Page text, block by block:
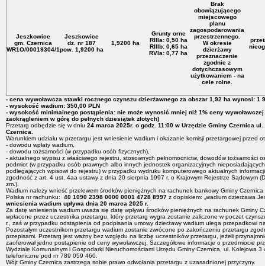
Jeszkowice
gm. Czernica
WR1O/00019304/1
Jeszkowice
dz. nr 187
pow. 1,9200 ha
1,9200 ha
Grunty orne
RIIIa: 0,50 ha
RIIIb: 0,65 ha
RVIa: 0,77 ha
Brak
obowiązującego
miejscowego
planu
zagospodarowania
przestrzennego.
W okresie
dzierżawy
przeznaczenie
zgodnie z
dotychczasowym
użytkowaniem - na
cele rolne.
- cena wywoławcza stawki rocznego czynszu dzierżawnego za obszar 1,92 ha wynosi: 1
- wysokość wadium: 350,00 PLN
- wysokość minimalnego postąpienia: nie może wynosić mniej niż 1% ceny
zaokrągleniem w górę do pełnych dziesiątek złotych)
Przetarg odbędzie się w dniu 24 marca 2025r. o godz. 11:00 w Urzędzie Gminy Czernica
Czernica.
Warunkiem udziału w przetargu jest wniesienie wadium i okazanie komisji przetargowej przed
- dowodu wpłaty wadium,
- dowodu tożsamości (w przypadku osób fizycznych),
- aktualnego wypisu z właściwego rejestru, stosownych pełnomocnictw, dowodów tożsamości
podmiot (w przypadku osób prawnych albo innych jednostek organizacyjnych
podlegających wpisowi do rejestru) w przypadku wydruku komputerowego aktualnych
zgodność z art. 4 ust. 4aa ustawy z dnia 20 sierpnia 1997 r. o Krajowym Rejestrze Sądowym
zm.).
Wadium należy wnieść przelewem środków pieniężnych na rachunek bankowy Gminy
Polska nr rachunku: 40 1090 2398 0000 0001 4728 8997 z dopiskiem: „wadium dzierżawa
wniesienia wadium upływa dnia 20 marca 2025 r.
Za datę wniesienia wadium uważa się datę wpływu środków pieniężnych na rachunek Gminy
wpłacone przez uczestnika przetargu, który przetarg wygra zostanie zaliczone w poczet
r., zaś w przypadku odstąpienia od podpisania umowy dzierżawy wadium ulega przepadkowi
Pozostałym uczestnikom przetargu wadium zostanie zwrócone po zakończeniu przetargu
przepisami. Przetarg jest ważny bez względu na liczbę uczestników przetargu, jeżeli
zaoferował jedno postąpienie od ceny wywoławczej. Szczegółowe informacje o przedmiocie
Wydziale Komunalnym i Gospodarki Nieruchomościami Urzędu Gminy Czernica, ul. Kolejowa 3
telefoniczne pod nr 789 059 460.
Wójt Gminy Czernica zastrzega sobie prawo odwołania przetargu z uzasadnionej przyczyny.